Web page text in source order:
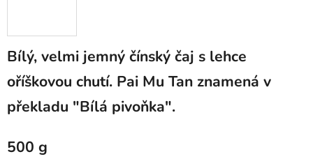
Bílý, velmi jemný čínský čaj s lehce
oříškovou chutí. Pai Mu Tan znamená v
překladu "Bílá pivoňka".
500 g